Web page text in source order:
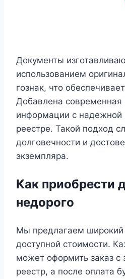
Документы
использованием
гознак, что
Добавлена современная
информации с надежной
реестре. Такой подход
долговечности и
экземпляра.
Как приобрести
недорого
Мы предлагаем широкий
доступной стоимости.
может оформить заказ с
реестр, а после оплата